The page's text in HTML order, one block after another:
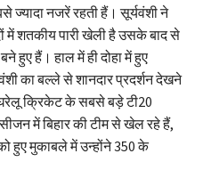
नजरें रहती हैं। सूर्यवंशी ने
में शतकीय पारी खेली है उसके बाद से
हुए हैं। हाल में ही दोहा में हुए
का बल्ले से शानदार प्रदर्शन देखने
घरेलू क्रिकेट के सबसे बड़े टी20
में बिहार की टीम से खेल रहे हैं,
हुए मुकाबले में उन्होंने 350 के